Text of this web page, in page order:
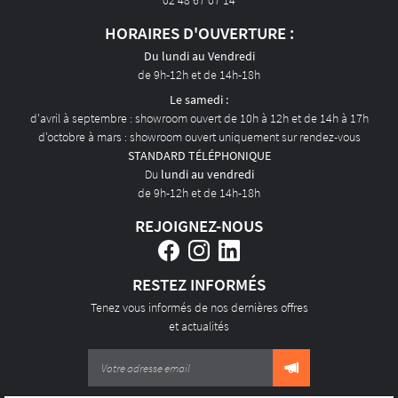
HORAIRES D'OUVERTURE :
Du lundi au Vendredi
de 9h-12h et de 14h-18h
Le samedi :
d'avril à septembre : showroom ouvert de 10h à 12h et de 14h à 17h
d'octobre à mars : showroom ouvert uniquement sur rendez-vous
STANDARD TÉLÉPHONIQUE
Du lundi au vendredi
de 9h-12h et de 14h-18h
REJOIGNEZ-NOUS
RESTEZ INFORMÉS
Tenez vous informés de nos dernières offres
et actualités